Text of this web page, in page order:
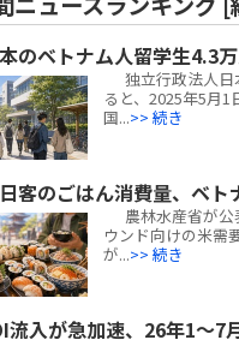
のベトナム人留学生4.3
独立行政法人日
ると、2025年5月
国...>> 続き
客のごはん消費量、ベ
農林水産省が公
ウンド向けの米需
が...>> 続き
流入が急加速、26年1～7